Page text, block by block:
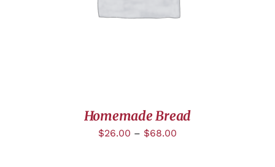
Homemade Bread
$26.00 – $68.00